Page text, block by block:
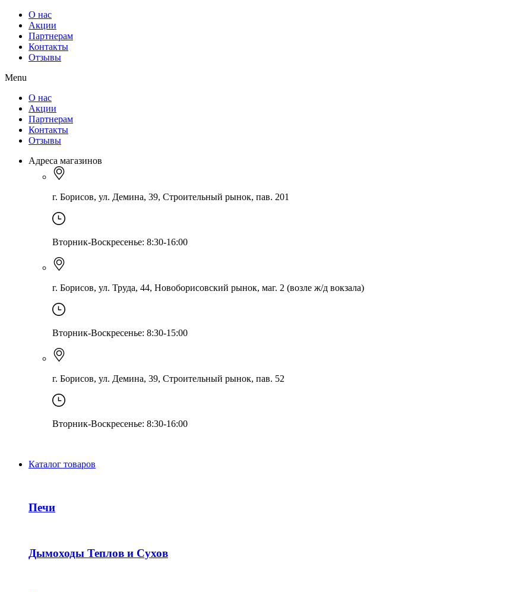
О нас
Акции
Партнерам
Контакты
Отзывы
Menu
О нас
Акции
Партнерам
Контакты
Отзывы
Адреса магазинов
г. Борисов, ул. Демина, 39, Строительный рынок, пав. 201
Вторник-Воскресенье: 8:30-16:00
г. Борисов, ул. Труда, 44, Новоборисовский рынок, маг. 2 (возле ж/д вокзала)
Вторник-Воскресенье: 8:30-15:00
г. Борисов, ул. Демина, 39, Строительный рынок, пав. 52
Вторник-Воскресенье: 8:30-16:00
Каталог товаров
Печи
Дымоходы Теплов и Сухов